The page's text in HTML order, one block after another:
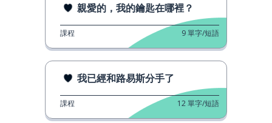
親愛的，我的鑰匙在哪裡？
課程 9單字/短語
我已經和路易斯分手了
課程 12單字/短語